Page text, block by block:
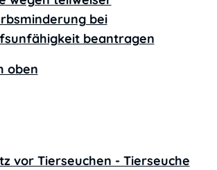
bei
beantragen
oben
vor Tierseuchen - Tierseuche